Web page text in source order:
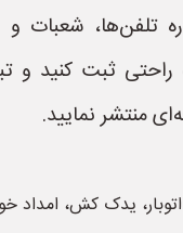
تلفن‌ها، شعبات و
ثبت کنید و
منتشر نمایید.
یدک کش، امداد